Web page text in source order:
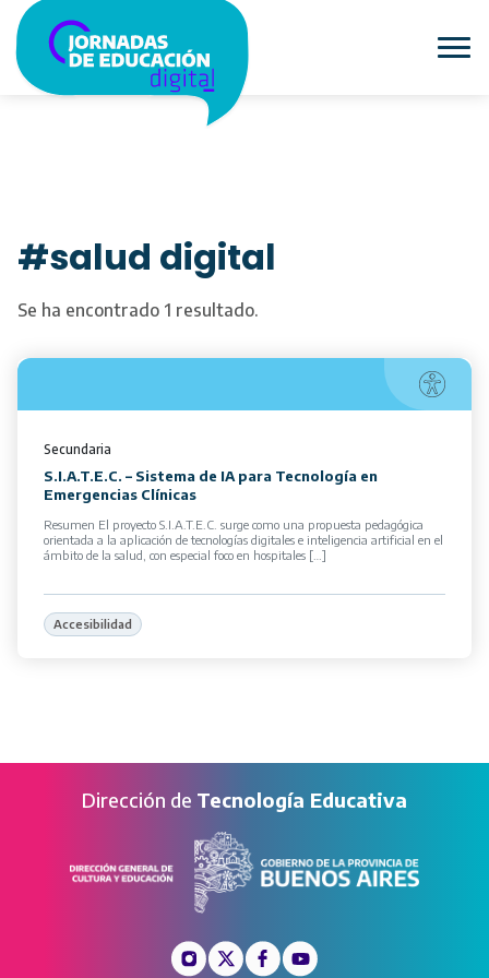
#salud digital
Se ha encontrado 1 resultado.
Secundaria
S.I.A.T.E.C. – Sistema de IA para Tecnología en
Emergencias Clínicas
Resumen El proyecto S.I.A.T.E.C. surge como una propuesta pedagógica
orientada a la aplicación de tecnologías digitales e inteligencia artificial en el
ámbito de la salud, con especial foco en hospitales […]
Accesibilidad
Dirección de Tecnología Educativa